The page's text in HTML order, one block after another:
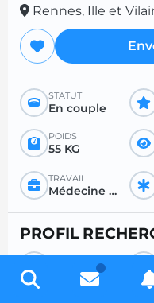
Rennes, Ille et
STATUT
En couple
POIDS
55 KG
TRAVAIL
Médecine générale ou spécialisée
PROFIL
RECHERCHE
Couple